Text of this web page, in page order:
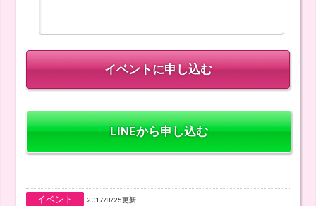
LINEから申し込む
イベント 2017/8/25更新